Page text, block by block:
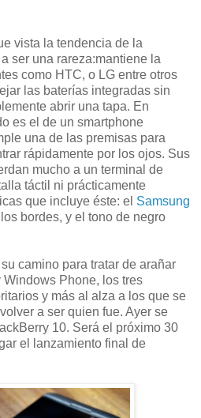
vista la tendencia de la
ser una rareza:mantiene la
como HTC, o LG entre otros
las baterías integradas sin
abrir una tapa. En
es el de un smartphone
una de las premisas para
rápidamente por los ojos. Sus
mucho a un terminal de
táctil ni prácticamente
que incluye éste: el Samsung
bordes, y el tono de negro
camino para tratar de arañar
Phone, los tres
y más al alza a los que se
a ser quien fue. Ayer se
10. Será el próximo 30
el lanzamiento final de